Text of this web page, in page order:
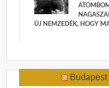
ÚJ NEMZEDÉK, HOGY